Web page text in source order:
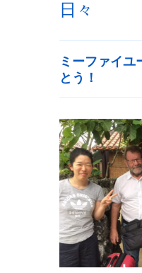
日々
ミーファイユ
とう！